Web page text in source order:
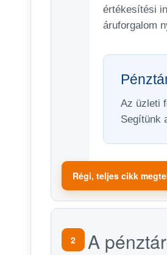
értékesítési
áruforgalom
Az üzleti
Segítünk
Régi, teljes cikk
2 A